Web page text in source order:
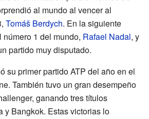
al mundo al vencer al
Tomáš Berdych. En la siguiente
número 1 del mundo, Rafael Nadal, y
partido muy disputado.
su primer partido ATP del año en el
También tuvo un gran desempeño
ganando tres títulos
y Bangkok. Estas victorias lo